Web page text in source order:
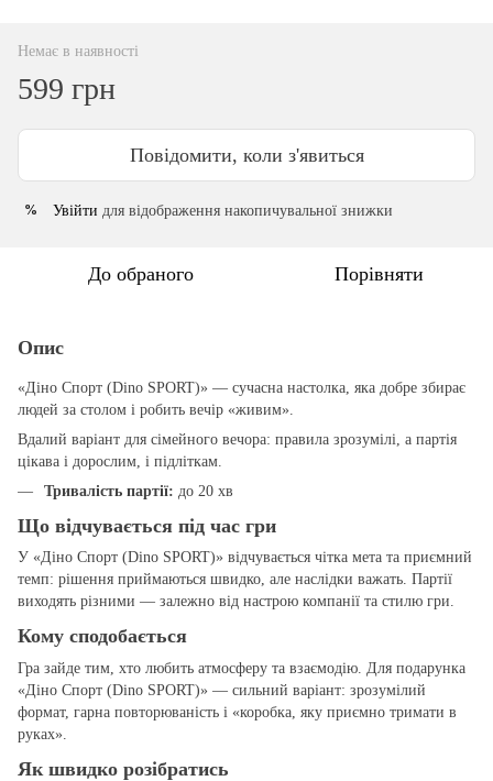
Немає в наявності
599 грн
Повідомити, коли з'явиться
% Увійти для відображення накопичувальної знижки
До обраного Порівняти
Опис
«Діно Спорт (Dino SPORT)» — сучасна настолка, яка добре збирає
людей за столом і робить вечір «живим».
Вдалий варіант для сімейного вечора: правила зрозумілі, а партія
цікава і дорослим, і підліткам.
Тривалість партії: до 20 хв
Що відчувається під час гри
У «Діно Спорт (Dino SPORT)» відчувається чітка мета та приємний
темп: рішення приймаються швидко, але наслідки важать. Партії
виходять різними — залежно від настрою компанії та стилю гри.
Кому сподобається
Гра зайде тим, хто любить атмосферу та взаємодію. Для подарунка
«Діно Спорт (Dino SPORT)» — сильний варіант: зрозумілий
формат, гарна повторюваність і «коробка, яку приємно тримати в
руках».
Як швидко розібратись